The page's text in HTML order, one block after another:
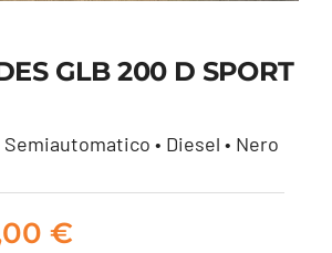
GLB 200
27.800,00
GLB 200 D SPORT
Semiautomatico • Diesel • Nero
€